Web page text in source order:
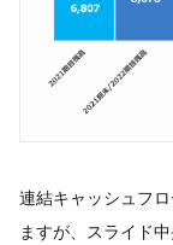
連結キャッシュフ
ますが、スライド